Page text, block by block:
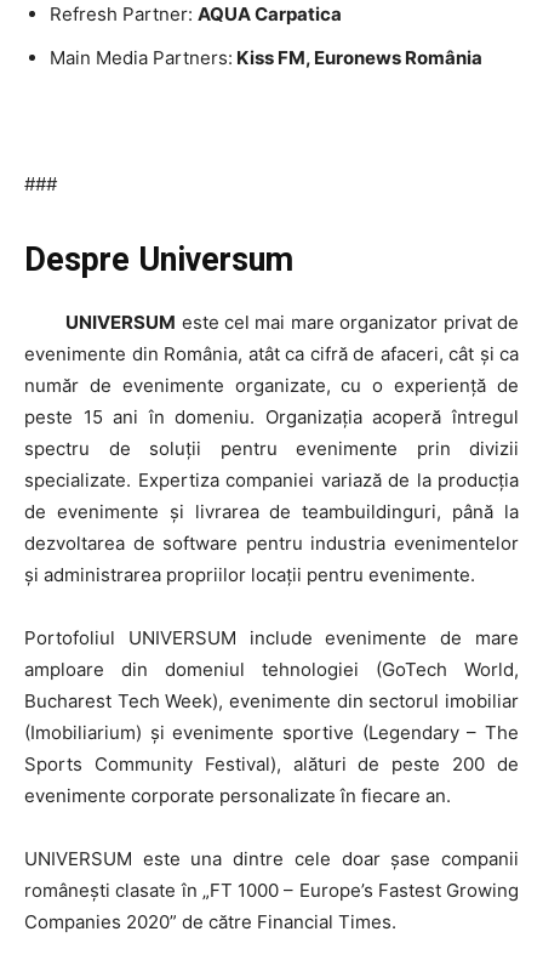
Refresh Partner: AQUA Carpatica
Main Media Partners: Kiss FM, Euronews România
###
Despre Universum
UNIVERSUM este cel mai mare organizator privat de
evenimente din România, atât ca cifră de afaceri, cât și ca
număr de evenimente organizate, cu o experiență de
peste 15 ani în domeniu. Organizația acoperă întregul
spectru de soluții pentru evenimente prin divizii
specializate. Expertiza companiei variază de la producția
de evenimente și livrarea de teambuildinguri, până la
dezvoltarea de software pentru industria evenimentelor
și administrarea propriilor locații pentru evenimente.
Portofoliul UNIVERSUM include evenimente de mare
amploare din domeniul tehnologiei (GoTech World,
Bucharest Tech Week), evenimente din sectorul imobiliar
(Imobiliarium) și evenimente sportive (Legendary – The
Sports Community Festival), alături de peste 200 de
evenimente corporate personalizate în fiecare an.
UNIVERSUM este una dintre cele doar șase companii
românești clasate în „FT 1000 – Europe’s Fastest Growing
Companies 2020” de către Financial Times.